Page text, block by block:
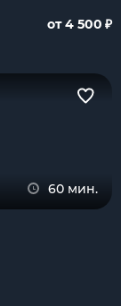
от 4 500 ₽
60 мин.